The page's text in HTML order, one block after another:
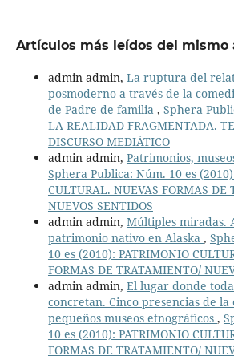
Artículos más leídos del mismo
admin admin, La ruptura del
posmoderno a través de la
de Padre de familia , Sphera
LA REALIDAD FRAGMENTADA.
DISCURSO MEDIÁTICO
admin admin, Patrimonios,
Sphera Publica: Núm. 10 es
CULTURAL. NUEVAS FORMAS DE
NUEVOS SENTIDOS
admin admin, Múltiples miradas.
patrimonio nativo en Alaska ,
10 es (2010): PATRIMONIO
FORMAS DE TRATAMIENTO/
admin admin, El lugar donde
concretan. Cinco presencias de
pequeños museos etnográficos ,
10 es (2010): PATRIMONIO
FORMAS DE TRATAMIENTO/